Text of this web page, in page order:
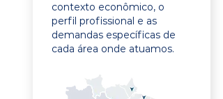
contexto econômico, o
perfil profissional e as
demandas específicas de
cada área onde atuamos.